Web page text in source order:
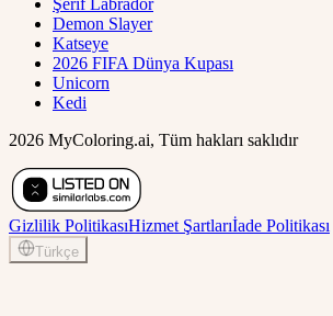
Demon Slayer
Katseye
2026 FIFA Dünya Kupası
Unicorn
Kedi
2026 MyColoring.ai, Tüm hakları saklıdır
Gizlilik PolitikasıHizmet Şartlarıİade Politikası
Türkçe